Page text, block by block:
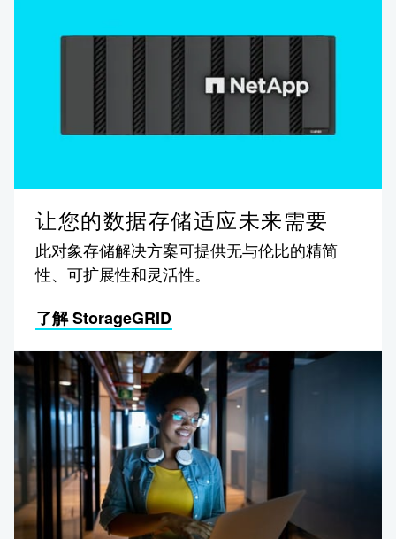
让您的数据存储适应未来需要
此对象存储解决方案可提供无与伦比的精简
性、可扩展性和灵活性。
了解 StorageGRID